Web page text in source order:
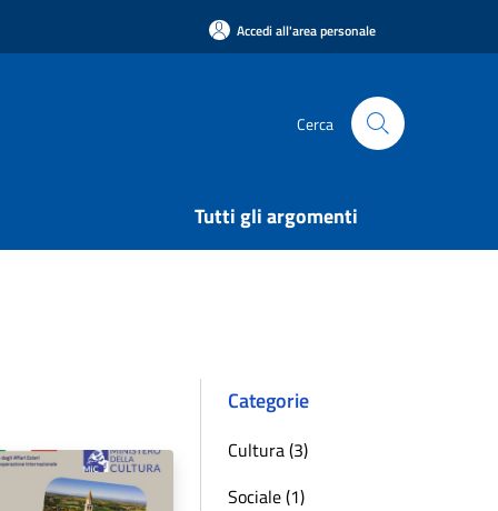
Accedi all'area personale
Cerca
Tutti gli argomenti
Categorie
Cultura (3)
Sociale (1)